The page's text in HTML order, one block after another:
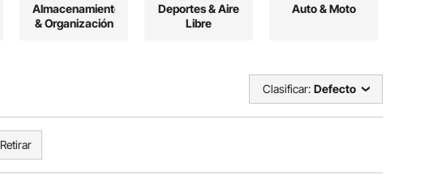
Almacenamiento
& Organización
Deportes & Aire
Libre
Auto & Moto
Clasificar: Defecto
Retirar